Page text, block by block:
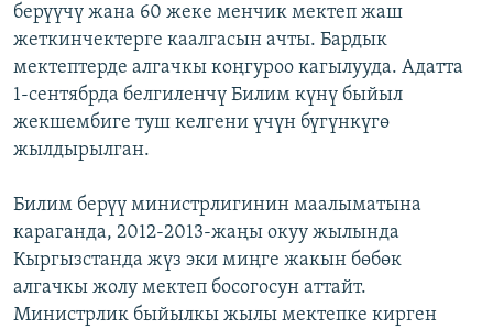
БИЗ ЖАНА ДҮЙНӨ
ДАНИСТЕ
ЭЖЕ-СИҢДИЛЕР
АЗАТТЫК+
Русский
ОНЛАЙН ШЕРИНЕ
ЭЕ/АРнун бардык сайттары
берүүчү жана 60 жеке менчик мектеп жаш
жеткинчектерге каалгасын ачты. Бардык
мектептерде алгачкы коңгуроо кагылууда. Адатта
1-сентябрда белгиленчү Билим күнү быйыл
жекшембиге туш келгени үчүн бүгүнкүгө
жылдырылган.
Билим берүү министрлигинин маалыматына
караганда, 2012-2013-жаңы окуу жылында
Кыргызстанда жүз эки миңге жакын бөбөк
алгачкы жолу мектеп босогосун аттайт.
Министрлик быйылкы жылы мектепке кирген